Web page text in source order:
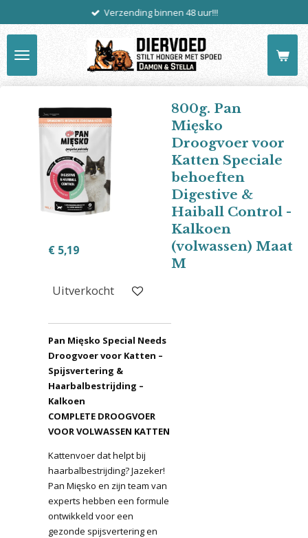
de
hoofdinhoud
Verzending binnen 48 uur!!!
800g. Pan
Mięsko
Droogvoer voor
Katten Speciale
behoeften
Digestive &
Haiball Control -
Kalkoen
(volwassen) Maat
M
€ 5,19
Uitverkocht
Pan Mięsko Special Needs
Droogvoer voor Katten –
Spijsvertering &
Haarbalbestrijding –
Kalkoen
COMPLETE DROOGVOER
VOOR VOLWASSEN KATTEN
Kattenvoer dat helpt bij
haarbalbestrijding? Jazeker!
Pan Mięsko en zijn team van
experts hebben een formule
ontwikkeld voor een
gezonde spijsvertering en